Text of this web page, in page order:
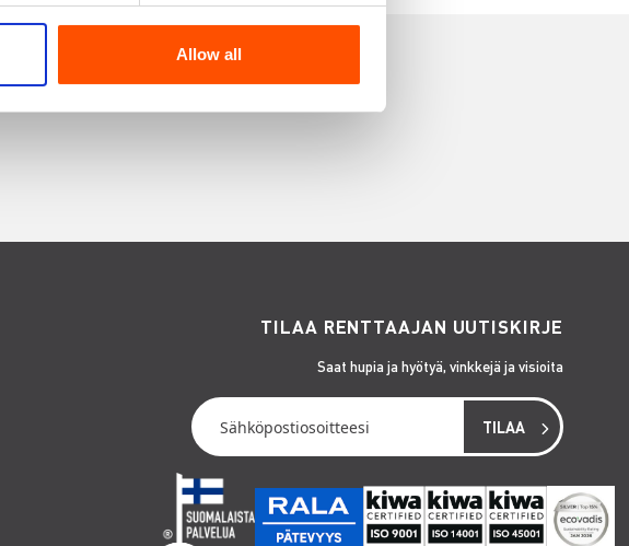
Allow all
TILAA RENTTAAJAN UUTISKIRJE
Saat hupia ja hyötyä, vinkkejä ja visioita